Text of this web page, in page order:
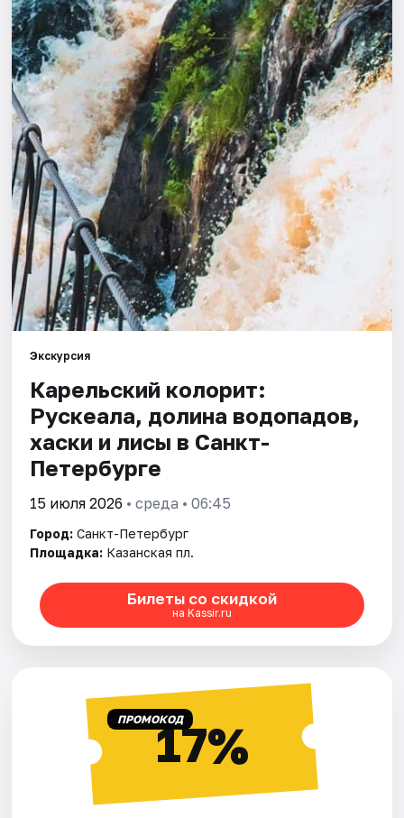
Города
Площадки
Артисты
Рейтинги
Экскурсия
Карельский колорит:
Рускеала, долина водопадов,
хаски и лисы в Санкт-
Петербурге
15 июля 2026 • среда • 06:45
Город: Санкт-Петербург
Площадка: Казанская пл.
Билеты со скидкой
на Kassir.ru
ПРОМОКОД17%